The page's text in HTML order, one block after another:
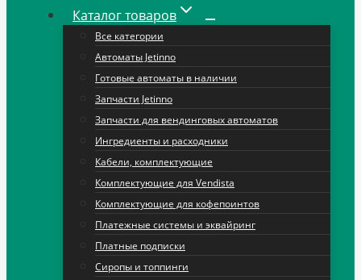
Каталог товаров
Все категории
Автоматы Jetinno
Готовые автоматы в наличии
Запчасти Jetinno
Запчасти для вендинговых автоматов
Ингредиенты и расходники
Кабели, комплектующие
Комплектующие для Vendista
Комплектующие для кофепоинтов
Платежные системы и эквайринг
Платные подписки
Сиропы и топпинги